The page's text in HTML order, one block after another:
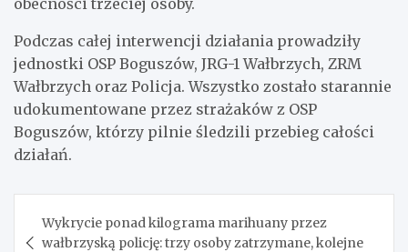
Podczas całej interwencji działania prowadziły
jednostki OSP Boguszów, JRG-1 Wałbrzych, ZRM
Wałbrzych oraz Policja. Wszystko zostało starannie
udokumentowane przez strażaków z OSP
Boguszów, którzy pilnie śledzili przebieg całości
działań.
wpisu
Wykrycie ponad kilograma marihuany przez
wałbrzyską policję: trzy osoby zatrzymane, kolejne